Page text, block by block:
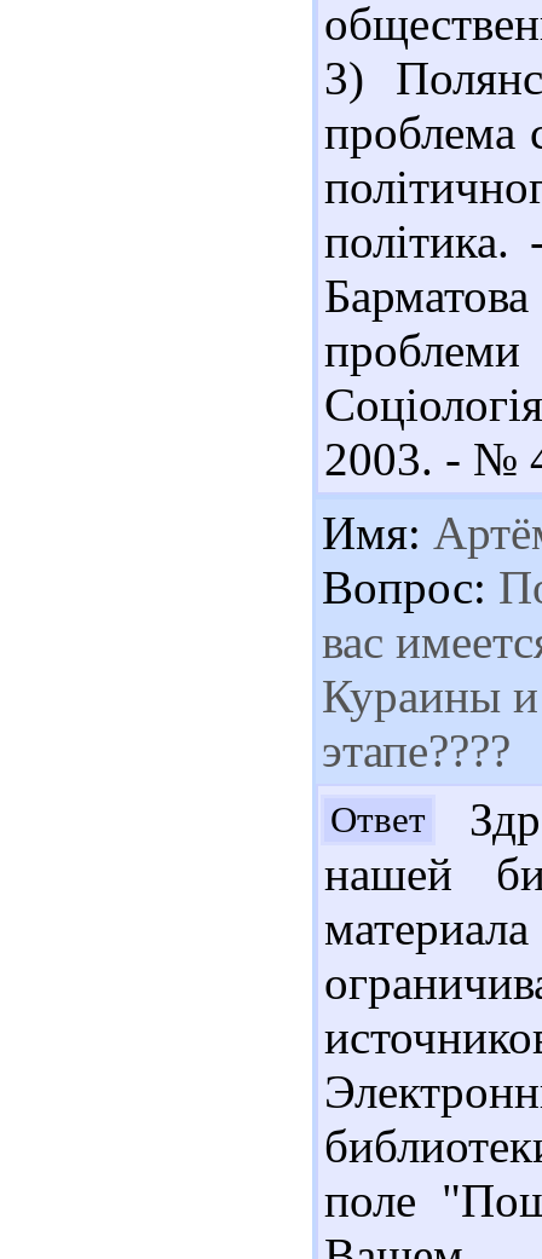
3)
проблема
проблеми
2003. - №
Имя:
Вопрос:
вас
Кураины
этапе????
Ответ
нашей
поле